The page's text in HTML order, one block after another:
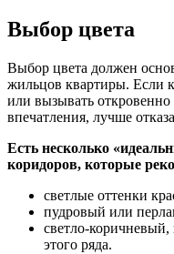
Выбор цвета
Выбор цвета должен
жильцов квартиры. Если
или вызывать
впечатления, лучше
Есть несколько
коридоров, которые
светлые оттенки
пудровый или
светло-
этого ряда.